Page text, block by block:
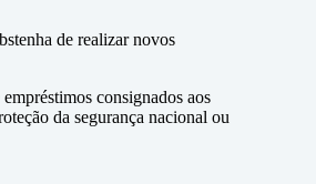
de realizar novos
consignados aos
da segurança nacional ou